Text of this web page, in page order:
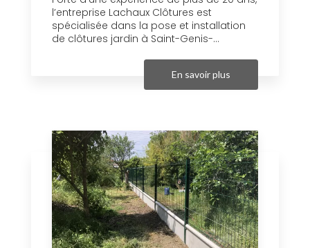
l’entreprise Lachaux Clôtures est
spécialisée dans la pose et installation
de clôtures jardin à Saint-Genis-...
En savoir plus